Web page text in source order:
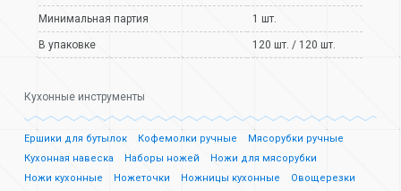
Минимальная партия 1 шт.
В упаковке 120 шт. / 120 шт.
Кухонные инструменты
Ершики для бутылок Кофемолки ручные
Мясорубки ручные
Кухонная навеска
Наборы ножей
Ножи для мясорубки
Ножи кухонные
Ножеточки Ножницы кухонные
Овощерезки